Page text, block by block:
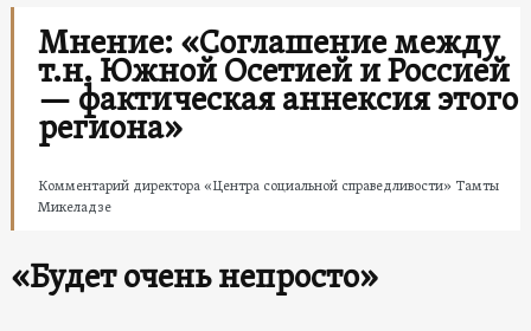
Мнение: «Соглашение между
т.н. Южной Осетией и Россией
— фактическая аннексия этого
региона»
Комментарий директора «Центра социальной справедливости» Тамты
Микеладзе
«Будет очень непросто»